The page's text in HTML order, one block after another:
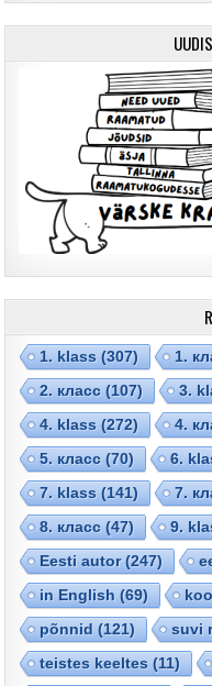
1. klass (307) 1.
2. класс (107) 3.
4. klass (272) 4.
5. класс (70) 6.
7. klass (141) 7.
8. класс (47) 9.
Eesti autor(247)
in English (69)
põnnid (121) suvi
teistes keeltes (11)